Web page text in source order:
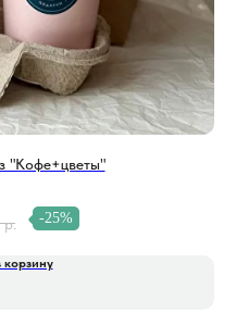
"Кофе+цветы"
р. -25%
корзину